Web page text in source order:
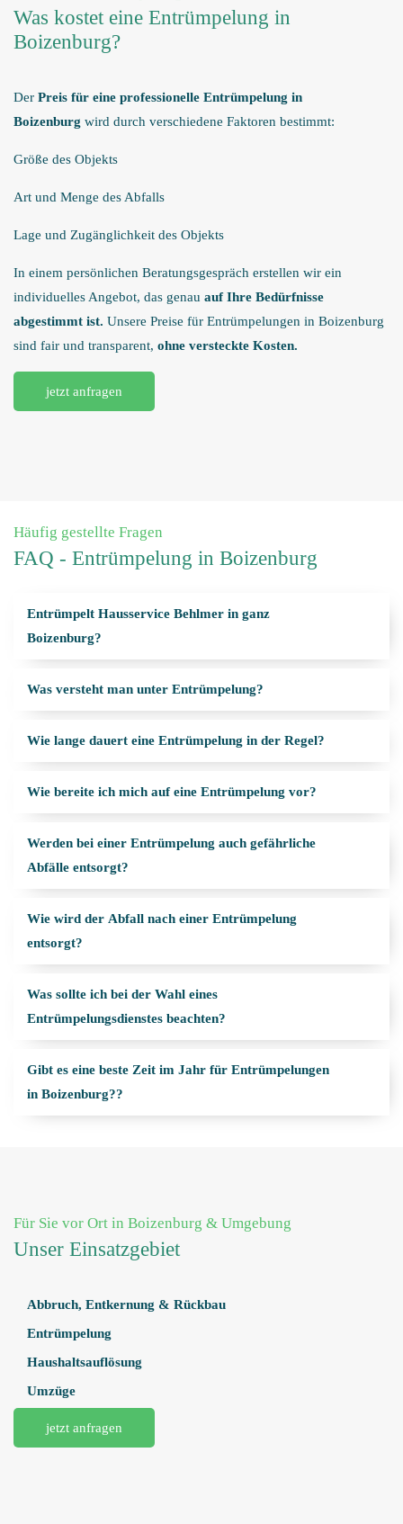
Was kostet eine Entrümpelung in
Boizenburg?
Der Preis für eine professionelle Entrümpelung in
Boizenburg wird durch verschiedene Faktoren bestimmt:
Größe des Objekts
Art und Menge des Abfalls
Lage und Zugänglichkeit des Objekts
In einem persönlichen Beratungsgespräch erstellen wir ein
individuelles Angebot, das genau auf Ihre Bedürfnisse
abgestimmt ist. Unsere Preise für Entrümpelungen in Boizenburg
sind fair und transparent, ohne versteckte Kosten.
jetzt anfragen
Häufig gestellte Fragen
FAQ - Entrümpelung in Boizenburg
Entrümpelt Hausservice Behlmer in ganz
Boizenburg?
Was versteht man unter Entrümpelung?
Wie lange dauert eine Entrümpelung in der Regel?
Wie bereite ich mich auf eine Entrümpelung vor?
Werden bei einer Entrümpelung auch gefährliche
Abfälle entsorgt?
Wie wird der Abfall nach einer Entrümpelung
entsorgt?
Was sollte ich bei der Wahl eines
Entrümpelungsdienstes beachten?
Gibt es eine beste Zeit im Jahr für Entrümpelungen
in Boizenburg??
Für Sie vor Ort in Boizenburg & Umgebung
Unser Einsatzgebiet
Abbruch, Entkernung & Rückbau
Entrümpelung
Haushaltsauflösung
Umzüge
jetzt anfragen